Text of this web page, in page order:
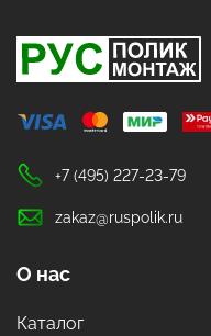
+7 (495) 227-23-79
zakaz@ruspolik.ru
О нас
Каталог